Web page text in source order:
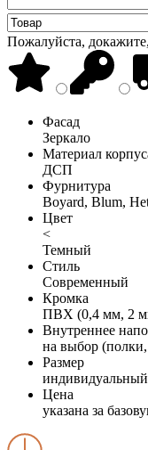
Пожалуйста,
Фасад
Зеркало
Материал
ДСП
Фурнитура
Boyard, Blum,
Цвет
<
Темный
Стиль
Современный
Кромка
ПВХ (0,4 мм, 2
Внутреннее
на выбор
Размер
индивидуальный
Цена
указана за